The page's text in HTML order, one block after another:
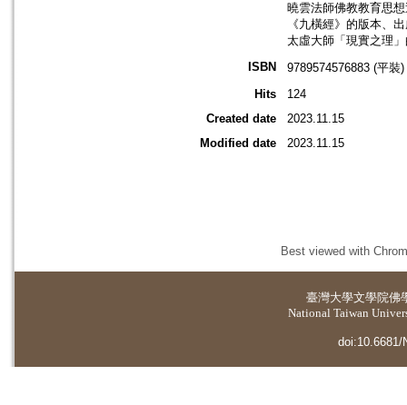
曉雲法師佛教教育思
《九橫經》的版本、
太虛大師「現實之理
ISBN
9789574576883 (平裝)
Hits
124
Created date
2023.11.15
Modified date
2023.11.15
Best viewed with
臺灣大學文學院佛
National Taiwan
doi:10.6681/